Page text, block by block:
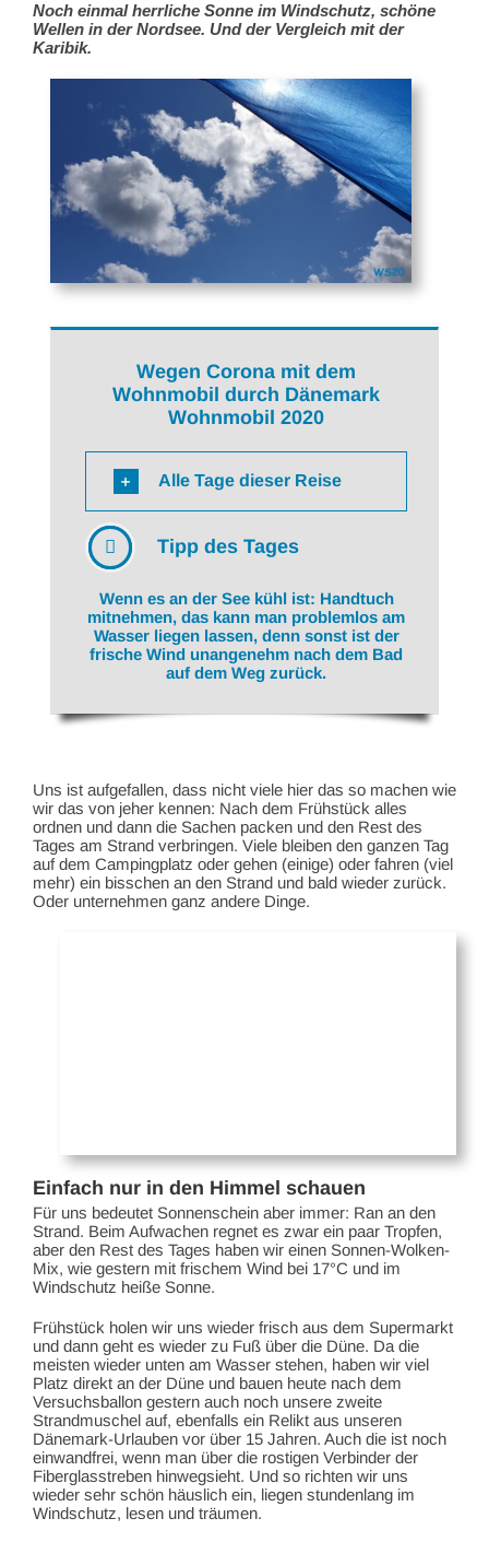
Noch einmal herrliche Sonne im Windschutz, schöne
Wellen in der Nordsee. Und der Vergleich mit der
Karibik.
Wegen Corona mit dem
Wohnmobil durch Dänemark
Wohnmobil 2020
Alle Tage dieser Reise
Tipp des Tages
Wenn es an der See kühl ist: Handtuch
mitnehmen, das kann man problemlos am
Wasser liegen lassen, denn sonst ist der
frische Wind unangenehm nach dem Bad
auf dem Weg zurück.
Uns ist aufgefallen, dass nicht viele hier das so machen wie
wir das von jeher kennen: Nach dem Frühstück alles
ordnen und dann die Sachen packen und den Rest des
Tages am Strand verbringen. Viele bleiben den ganzen Tag
auf dem Campingplatz oder gehen (einige) oder fahren (viel
mehr) ein bisschen an den Strand und bald wieder zurück.
Oder unternehmen ganz andere Dinge.
Einfach nur in den Himmel schauen
Für uns bedeutet Sonnenschein aber immer: Ran an den
Strand. Beim Aufwachen regnet es zwar ein paar Tropfen,
aber den Rest des Tages haben wir einen Sonnen-Wolken-
Mix, wie gestern mit frischem Wind bei 17°C und im
Windschutz heiße Sonne.
Frühstück holen wir uns wieder frisch aus dem Supermarkt
und dann geht es wieder zu Fuß über die Düne. Da die
meisten wieder unten am Wasser stehen, haben wir viel
Platz direkt an der Düne und bauen heute nach dem
Versuchsballon gestern auch noch unsere zweite
Strandmuschel auf, ebenfalls ein Relikt aus unseren
Dänemark-Urlauben vor über 15 Jahren. Auch die ist noch
einwandfrei, wenn man über die rostigen Verbinder der
Fiberglasstreben hinwegsieht. Und so richten wir uns
wieder sehr schön häuslich ein, liegen stundenlang im
Windschutz, lesen und träumen.